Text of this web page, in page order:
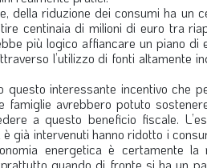
della riduzione dei consumi ha un
centinaia di milioni di euro tra
più logico affiancare un piano
l’utilizzo di fonti altamente
questo interessante incentivo che
famiglie avrebbero potuto
a questo beneficio fiscale.
già intervenuti hanno ridotto i
energetica è certamente
quando di fronte si ha un